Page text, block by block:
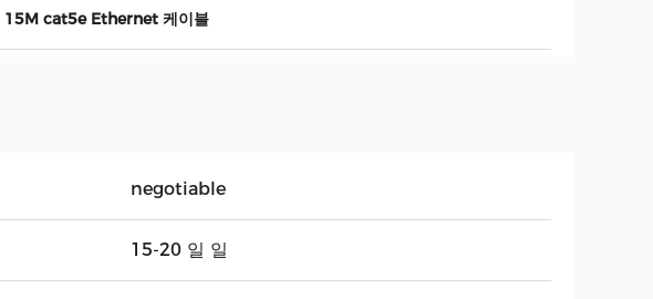
15M cat5e Ethernet 케이블
negotiable
15-20 일 일